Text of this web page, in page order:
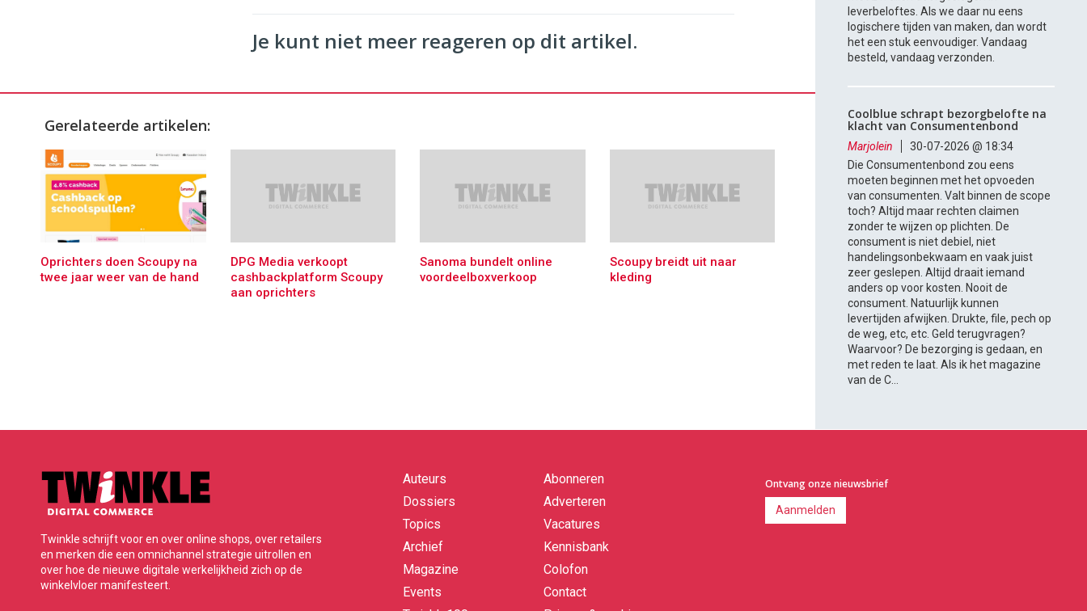
Je kunt niet meer reageren op dit artikel.
Gerelateerde artikelen:
Oprichters doen Scoupy na
twee jaar weer van de hand
DPG Media verkoopt
cashbackplatform Scoupy
aan oprichters
Sanoma bundelt online
voordeelboxverkoop
Scoupy breidt uit naar
kleding
leverbeloftes. Als we daar nu eens
logischere tijden van maken, dan wordt
het een stuk eenvoudiger. Vandaag
besteld, vandaag verzonden.
Coolblue schrapt bezorgbelofte na
klacht van Consumentenbond
Marjolein
30-07-2026 @ 18:34
Die Consumentenbond zou eens
moeten beginnen met het opvoeden
van consumenten. Valt binnen de scope
toch? Altijd maar rechten claimen
zonder te wijzen op plichten. De
consument is niet debiel, niet
handelingsonbekwaam en vaak juist
zeer geslepen. Altijd draait iemand
anders op voor kosten. Nooit de
consument. Natuurlijk kunnen
levertijden afwijken. Drukte, file, pech op
de weg, etc, etc. Geld terugvragen?
Waarvoor? De bezorging is gedaan, en
met reden te laat. Als ik het magazine
van de C...
Twinkle schrijft voor en over online shops, over retailers
en merken die een omnichannel strategie uitrollen en
over hoe de nieuwe digitale werkelijkheid zich op de
winkelvloer manifesteert.
Quick
links
Auteurs
Dossiers
Topics
Archief
Magazine
Events
Abonneren
Adverteren
Vacatures
Kennisbank
Colofon
Contact
Ontvang onze nieuwsbrief
Aanmelden